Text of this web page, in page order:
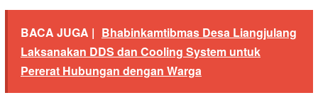
BACA JUGA | Bhabinkamtibmas Desa Liangjulang
Laksanakan DDS dan Cooling System untuk
Pererat Hubungan dengan Warga